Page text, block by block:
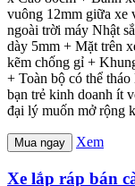
vuông 12mm giữa xe
ngoài trời máy Nhật
dày 5mm + Mặt trên
kẽm chống gỉ +
+ Toàn bộ có thể
bạn trẻ kinh doanh ít
đại lý muốn mở rộng
Mua ngay Xem
Xe lắp ráp bán